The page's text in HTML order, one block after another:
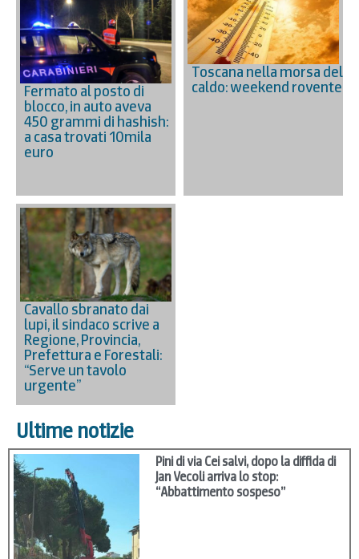
Fermato al posto di
blocco, in auto aveva
450 grammi di hashish:
a casa trovati 10mila
euro
Toscana nella morsa del
caldo: weekend rovente
Cavallo sbranato dai
lupi, il sindaco scrive a
Regione, Provincia,
Prefettura e Forestali:
“Serve un tavolo
urgente”
Ultime notizie
Pini di via Cei salvi, dopo la diffida di
Jan Vecoli arriva lo stop:
“Abbattimento sospeso”